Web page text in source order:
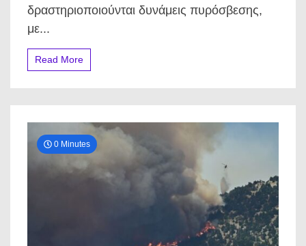
απρόσμενο
γεγονός
δραστηριοποιούνται δυνάμεις πυρόσβεσης,
με...
Read More
0 Minutes